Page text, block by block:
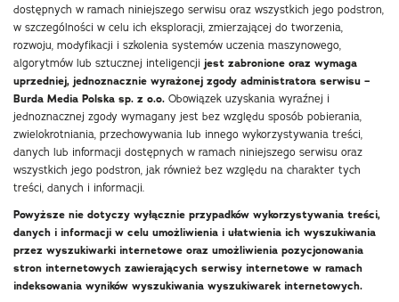
dostępnych w ramach niniejszego serwisu oraz wszystkich jego podstron,
w szczególności w celu ich eksploracji, zmierzającej do tworzenia,
rozwoju, modyfikacji i szkolenia systemów uczenia maszynowego,
algorytmów lub sztucznej inteligencji jest zabronione oraz wymaga
uprzedniej, jednoznacznie wyrażonej zgody administratora serwisu –
Burda Media Polska sp. z o.o. Obowiązek uzyskania wyraźnej i
jednoznacznej zgody wymagany jest bez względu sposób pobierania,
zwielokrotniania, przechowywania lub innego wykorzystywania treści,
danych lub informacji dostępnych w ramach niniejszego serwisu oraz
wszystkich jego podstron, jak również bez względu na charakter tych
treści, danych i informacji.
Powyższe nie dotyczy wyłącznie przypadków wykorzystywania treści,
danych i informacji w celu umożliwienia i ułatwienia ich wyszukiwania
przez wyszukiwarki internetowe oraz umożliwienia pozycjonowania
stron internetowych zawierających serwisy internetowe w ramach
indeksowania wyników wyszukiwania wyszukiwarek internetowych.